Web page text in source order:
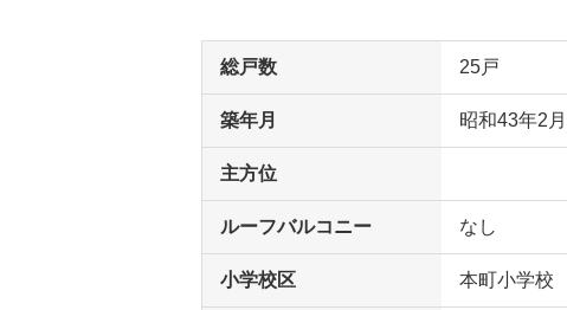
総戸数 25戸
築年月 昭和43年2月
主方位
ルーフバルコニー なし
小学校区 本町小学校